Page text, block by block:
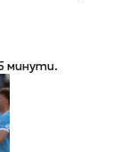
минути.